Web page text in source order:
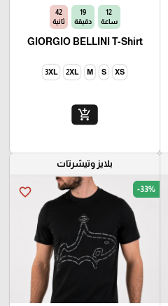
12
ساعة
19
دقيقة
40
ثانية
GIORGIO BELLINI T-Shirt
XS
S
M
2XL
3XL
add_shopping_cart
بلايز وتيشرتات
favorite_border -33%